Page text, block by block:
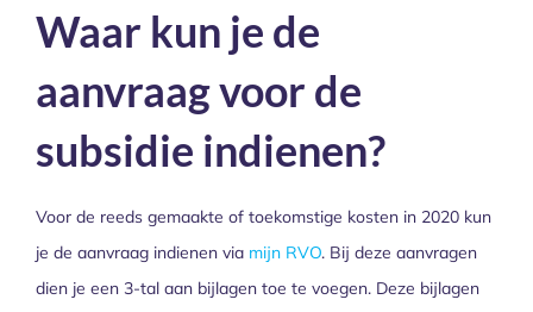
Waar kun je de
aanvraag voor de
subsidie indienen?
Voor de reeds gemaakte of toekomstige kosten in 2020 kun
je de aanvraag indienen via mijn RVO. Bij deze aanvragen
dien je een 3-tal aan bijlagen toe te voegen. Deze bijlagen